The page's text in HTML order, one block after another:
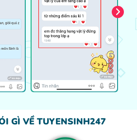
GÌ VỀ TUYENSINH247